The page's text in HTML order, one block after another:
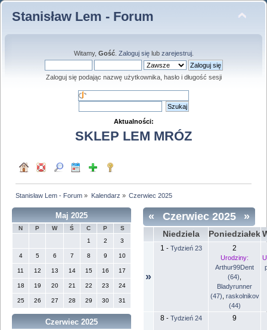
Stanisław Lem - Forum
Witamy, Gość. Zaloguj sięlub zarejestruj.
Zaloguj się podając nazwę użytkownika, hasło i długość sesji
Aktualności:
SKLEP LEM MRÓZ
Stanisław Lem - Forum » Kalendarz » Czerwiec 2025
Maj 2025
N P W Ś C P
S
1
2 3
4 5 6 7 8 9 10
11 12 13 14 15 16 17
18 19 20 21 22 23 24
25 26 27 28 29 30 31
Czerwiec 2025
« »
Czerwiec 2025
Niedziela Poniedziałek
»
1 - Tydzień 23 2
Urodziny:
Arthur99Dent
(64)
Bladyrunner
(47) raskolnikov
(44)
8- Tydzień 24 9